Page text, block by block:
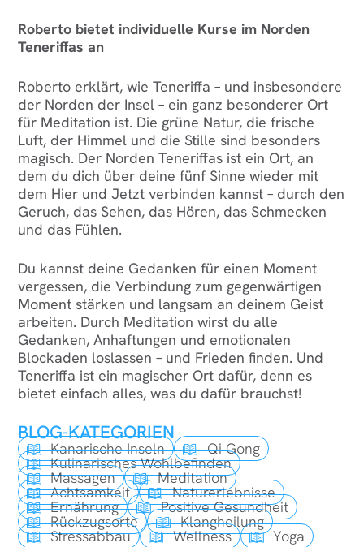
Roberto bietet individuelle Kurse im Norden
Teneriffas an
Roberto erklärt, wie Teneriffa – und insbesondere
der Norden der Insel – ein ganz besonderer Ort
für Meditation ist. Die grüne Natur, die frische
Luft, der Himmel und die Stille sind besonders
magisch. Der Norden Teneriffas ist ein Ort, an
dem du dich über deine fünf Sinne wieder mit
dem Hier und Jetzt verbinden kannst – durch den
Geruch, das Sehen, das Hören, das Schmecken
und das Fühlen.
Du kannst deine Gedanken für einen Moment
vergessen, die Verbindung zum gegenwärtigen
Moment stärken und langsam an deinem Geist
arbeiten. Durch Meditation wirst du alle
Gedanken, Anhaftungen und emotionalen
Blockaden loslassen – und Frieden finden. Und
Teneriffa ist ein magischer Ort dafür, denn es
bietet einfach alles, was du dafür brauchst!
BLOG-KATEGORIEN
Kanarische Inseln Qi Gong
Kulinarisches Wohlbefinden
Massagen Meditation
Achtsamkeit Naturerlebnisse
Ernährung Positive Gesundheit
Rückzugsorte Klangheilung
Stressabbau Wellness Yoga